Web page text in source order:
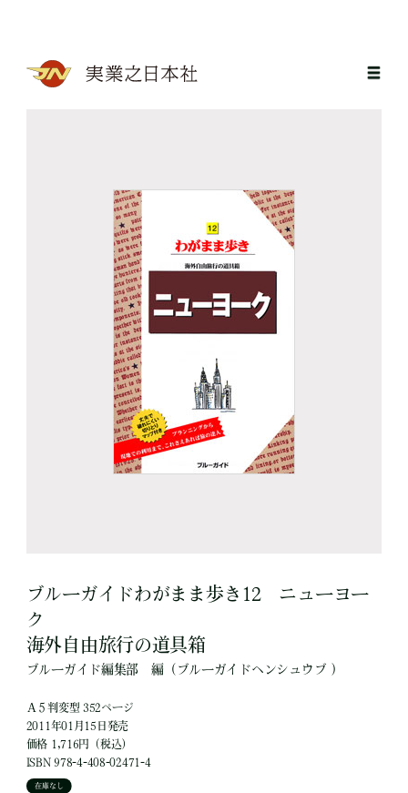
ブルーガイドわがまま歩き12 ニューヨー
ク
海外自由旅行の道具箱
ブルーガイド編集部 編（ブルーガイドヘンシュウブ ）
Ａ５判変型 352ページ
2011年01月15日発売
価格 1,716円（税込）
ISBN 978-4-408-02471-4
在庫なし